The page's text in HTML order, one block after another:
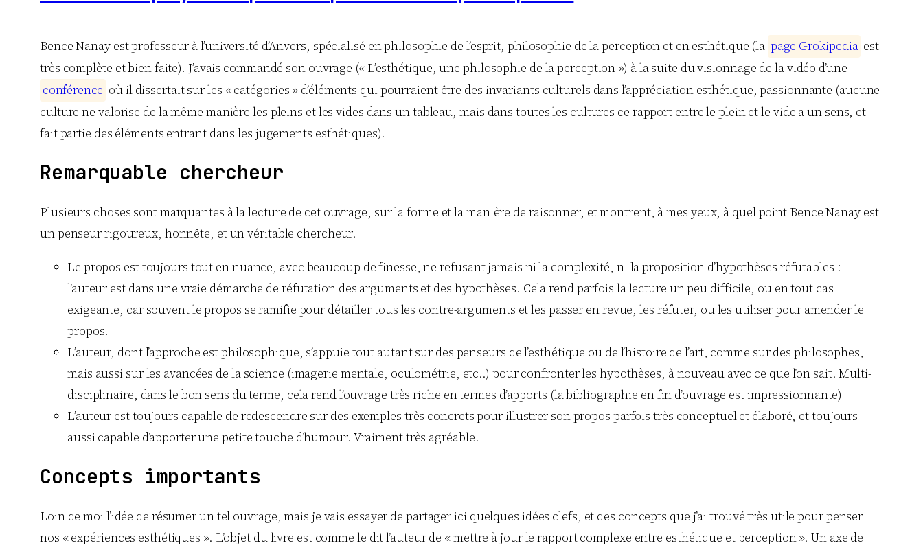
Bence Nanay est professeur à l’université d’Anvers, spécialisé en philosophie de l’esprit, philosophie de la perception et en esthétique (la page Grokipedia est
très complète et bien faite). J’avais commandé son ouvrage (« L’esthétique, une philosophie de la perception ») à la suite du visionnage de la vidéo d’une
conférence où il dissertait sur les « catégories » d’éléments qui pourraient être des invariants culturels dans l’appréciation esthétique, passionnante (aucune
culture ne valorise de la même manière les pleins et les vides dans un tableau, mais dans toutes les cultures ce rapport entre le plein et le vide a un sens, et
fait partie des éléments entrant dans les jugements esthétiques).
Remarquable chercheur
Plusieurs choses sont marquantes à la lecture de cet ouvrage, sur la forme et la manière de raisonner, et montrent, à mes yeux, à quel point Bence Nanay est
un penseur rigoureux, honnête, et un véritable chercheur.
Le propos est toujours tout en nuance, avec beaucoup de finesse, ne refusant jamais ni la complexité, ni la proposition d’hypothèses réfutables :
l’auteur est dans une vraie démarche de réfutation des arguments et des hypothèses. Cela rend parfois la lecture un peu difficile, ou en tout cas
exigeante, car souvent le propos se ramifie pour détailler tous les contre-arguments et les passer en revue, les réfuter, ou les utiliser pour amender le
propos.
L’auteur, dont l’approche est philosophique, s’appuie tout autant sur des penseurs de l’esthétique ou de l’histoire de l’art, comme sur des philosophes,
mais aussi sur les avancées de la science (imagerie mentale, oculométrie, etc..) pour confronter les hypothèses, à nouveau avec ce que l’on sait. Multi-
disciplinaire, dans le bon sens du terme, cela rend l’ouvrage très riche en termes d’apports (la bibliographie en fin d’ouvrage est impressionnante)
L’auteur est toujours capable de redescendre sur des exemples très concrets pour illustrer son propos parfois très conceptuel et élaboré, et toujours
aussi capable d’apporter une petite touche d’humour. Vraiment très agréable.
Concepts importants
Loin de moi l’idée de résumer un tel ouvrage, mais je vais essayer de partager ici quelques idées clefs, et des concepts que j’ai trouvé très utile pour penser
nos « expériences esthétiques ». L’objet du livre est comme le dit l’auteur de « mettre à jour le rapport complexe entre esthétique et perception ». Un axe de